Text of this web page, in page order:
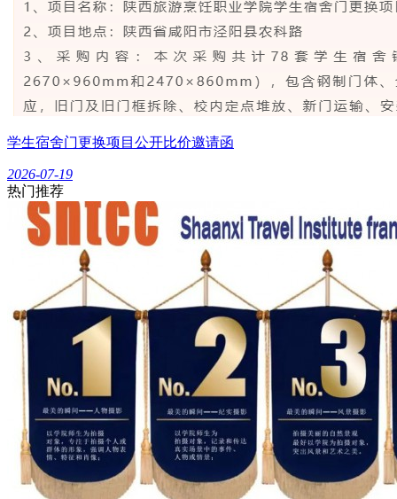
学生宿舍门更换项目公开比价邀请函
2026-07-19
热门推荐